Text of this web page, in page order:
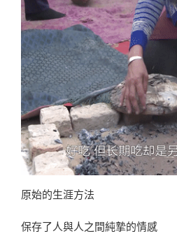
原始的生涯方法
保存了人與人之間純摯的情感